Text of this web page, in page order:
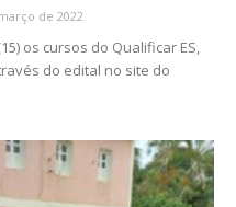
de 2022
os cursos do Qualificar ES,
do edital no site do